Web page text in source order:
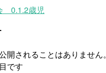
0.1.2歳児
開されることはありません。
です